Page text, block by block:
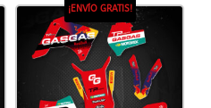
¡ENVÍO GRATIS!